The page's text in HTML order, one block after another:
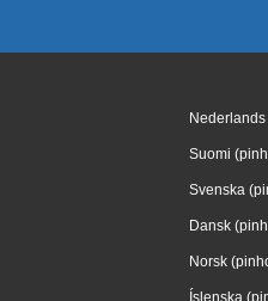
Suomi
Svenska
Dansk
Norsk
Íslenska